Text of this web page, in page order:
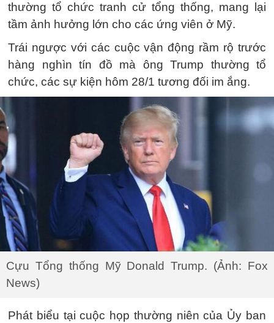
thường tổ chức tranh cử tổng thống, mang lại
tầm ảnh hưởng lớn cho các ứng viên ở Mỹ.
Trái ngược với các cuộc vận động rầm rộ trước
hàng nghìn tín đồ mà ông Trump thường tổ
chức, các sự kiện hôm 28/1 tương đối im ắng.
Cựu Tổng thống Mỹ Donald Trump. (Ảnh: Fox
News)
Phát biểu tại cuộc họp thường niên của Ủy ban